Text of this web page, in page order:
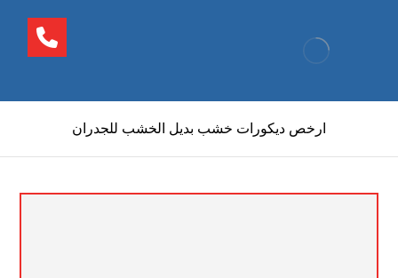
ارخص ديكورات خشب بديل الخشب للجدران